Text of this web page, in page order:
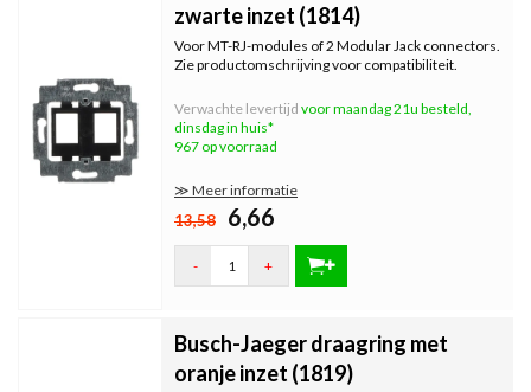
zwarte inzet (1814)
Voor MT-RJ-modules of 2 Modular Jack connectors.
Zie productomschrijving voor compatibiliteit.
Verwachte levertijd voor maandag 21u besteld,
dinsdag in huis*
967 op voorraad
≫ Meer informatie
13,58 6,66
- +
Busch-Jaeger draagring met
oranje inzet (1819)